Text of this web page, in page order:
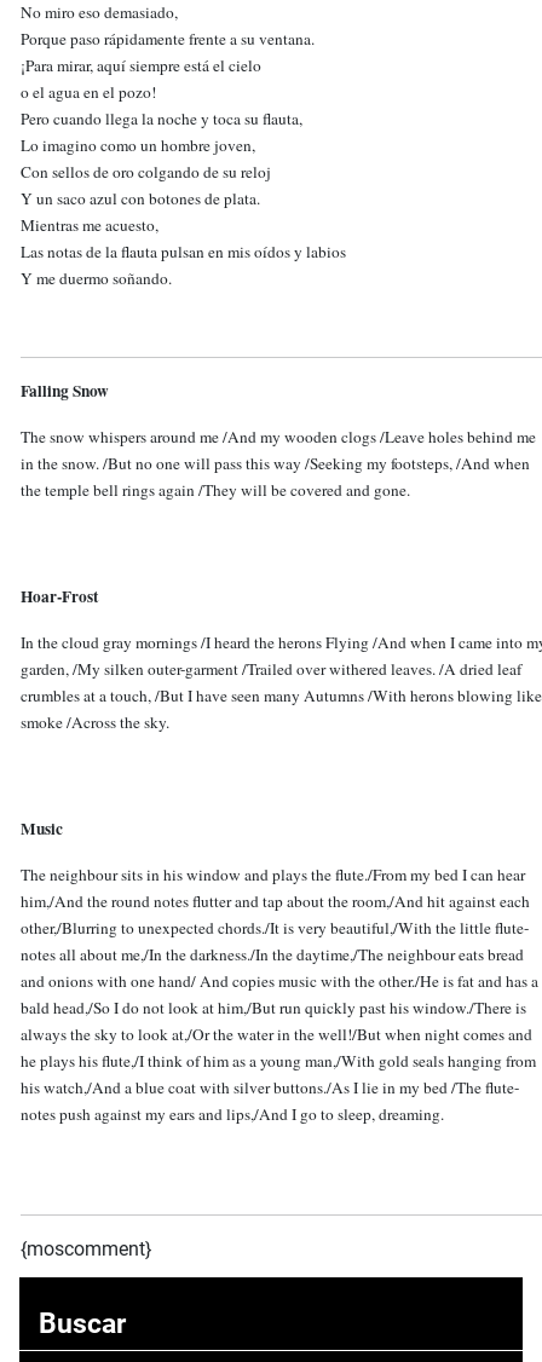
No miro eso demasiado,
Porque paso rápidamente frente a su ventana.
¡Para mirar, aquí siempre está el cielo
o el agua en el pozo!
Pero cuando llega la noche y toca su flauta,
Lo imagino como un hombre joven,
Con sellos de oro colgando de su reloj
Y un saco azul con botones de plata.
Mientras me acuesto,
Las notas de la flauta pulsan en mis oídos y labios
Y me duermo soñando.
Falling Snow
The snow whispers around me /And my wooden clogs /Leave holes behind me
in the snow. /But no one will pass this way /Seeking my footsteps, /And when
the temple bell rings again /They will be covered and gone.
Hoar-Frost
In the cloud gray mornings /I heard the herons Flying /And when I came into
garden, /My silken outer-garment /Trailed over withered leaves. /A dried leaf
crumbles at a touch, /But I have seen many Autumns /With herons blowing like
smoke /Across the sky.
Music
The neighbour sits in his window and plays the flute./From my bed I can hear
him,/And the round notes flutter and tap about the room,/And hit against each
other,/Blurring to unexpected chords./It is very beautiful,/With the little flute-
notes all about me,/In the darkness./In the daytime,/The neighbour eats bread
and onions with one hand/ And copies music with the other./He is fat and has a
bald head,/So I do not look at him,/But run quickly past his window./There is
always the sky to look at,/Or the water in the well!/But when night comes and
he plays his flute,/I think of him as a young man,/With gold seals hanging from
his watch,/And a blue coat with silver buttons./As I lie in my bed /The flute-
notes push against my ears and lips,/And I go to sleep, dreaming.
{moscomment}
Buscar